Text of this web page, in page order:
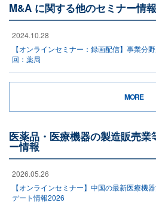
M&A に関する他のセミナー情報
2024.10.28
【オンラインセミナー：録画配信】事業分
回：薬局
MORE
医薬品・医療機器の製造販売
ー情報
2026.05.26
【オンラインセミナー】中国の最新医療機
デート情報2026